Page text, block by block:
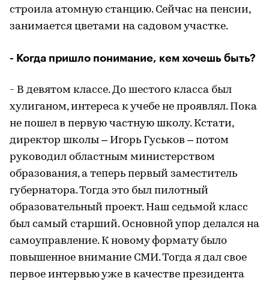
строила атомную станцию. Сейчас на пенсии,
занимается цветами на садовом участке.
- Когда пришло понимание, кем хочешь быть?
- В девятом классе. До шестого класса был
хулиганом, интереса к учебе не проявлял. Пока
не пошел в первую частную школу. Кстати,
директор школы – Игорь Гуськов – потом
руководил областным министерством
образования, а теперь первый заместитель
губернатора. Тогда это был пилотный
образовательный проект. Наш седьмой класс
был самый старший. Основной упор делался на
самоуправление. К новому формату было
повышенное внимание СМИ. Тогда я дал свое
первое интервью уже в качестве президента